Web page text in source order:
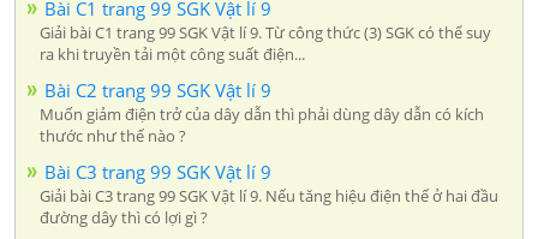
Bài C1 trang 99 SGK Vật lí 9
Giải bài C1 trang 99 SGK Vật lí 9. Từ công thức (3) SGK có thể suy
ra khi truyền tải một công suất điện...
Bài C2 trang 99 SGK Vật lí 9
Muốn giảm điện trở của dây dẫn thì phải dùng dây dẫn có kích
thước như thế nào ?
Bài C3 trang 99 SGK Vật lí 9
Giải bài C3 trang 99 SGK Vật lí 9. Nếu tăng hiệu điện thế ở hai đầu
đường dây thì có lợi gì ?